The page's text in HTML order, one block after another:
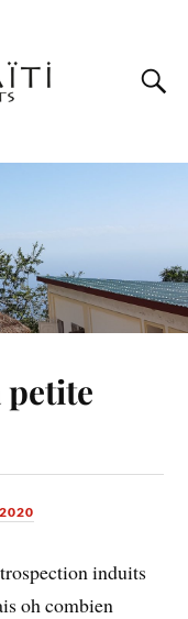
petite
induits
oh combien